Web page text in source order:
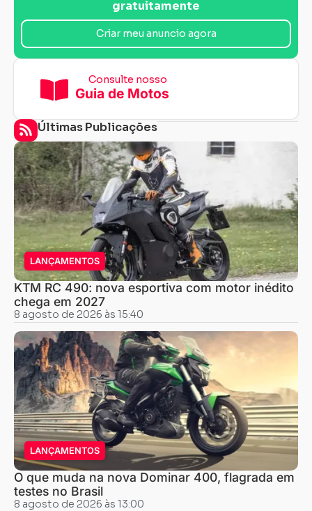
gratuitamente
Criar meu anuncio agora
Consulte nosso
Guia de Motos
Últimas Publicações
LANÇAMENTOS
KTM RC 490: nova esportiva com motor inédito
chega em 2027
8 agosto de 2026 às 15:40
LANÇAMENTOS
O que muda na nova Dominar 400, flagrada em
testes no Brasil
8 agosto de 2026 às 13:00